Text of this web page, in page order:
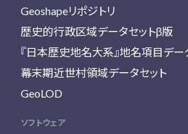
Geoshapeリポジトリ
歴史的行政区域データセットβ版
『日本歴史地名大系』地名項目デー
幕末期近世村領域データセット
GeoLOD
ソフトウェア